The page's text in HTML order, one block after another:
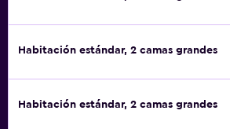
Habitación estándar, 2 camas grandes
Habitación estándar, 2 camas grandes